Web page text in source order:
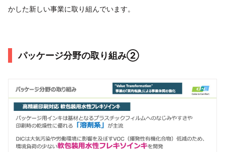
かした新しい事業に取り組んでいます。
パッケージ分野の取り組み②